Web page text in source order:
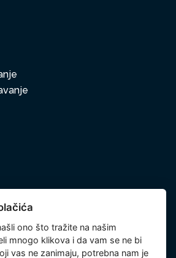
drugih obrađivanih podataka
ono što tražite na našim
mnogo klikova i da vam se ne bi
vas ne zanimaju, potrebna nam je